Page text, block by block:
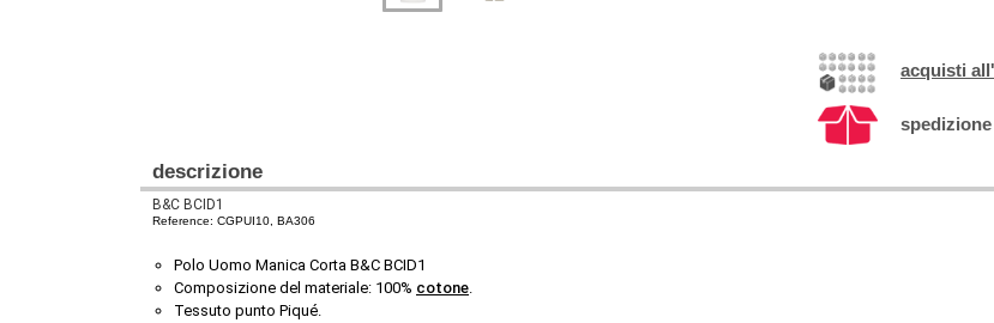
acquisti
descrizione
B&C BCID1
Reference: CGPUI10, BA306
Polo Uomo Manica Corta B&C BCID1
Composizione del materiale: 100% cotone.
Tessuto punto Piqué.